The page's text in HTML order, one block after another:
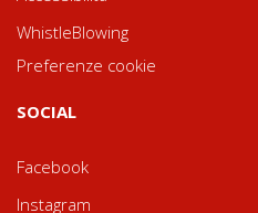
WhistleBlowing
Preferenze cookie
SOCIAL
Facebook
Instagram